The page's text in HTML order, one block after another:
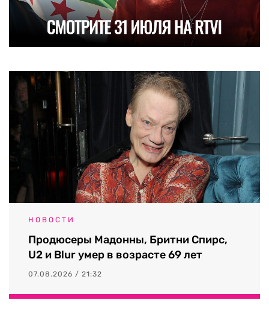
НОВОСТИ
Продюсеры Мадонны, Бритни Спирс,
U2 и Blur умер в возрасте 69 лет
07.08.2026 / 21:32